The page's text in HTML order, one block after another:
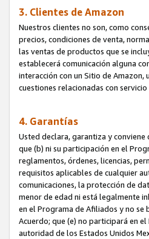
3. Clientes de Amazon
Nuestros clientes no son, como
precios, condiciones de venta,
las ventas de productos que se
establecerá comunicación alguna
interacción con un Sitio de
cuestiones relacionadas con
4. Garantías
Usted declara, garantiza y
que (b) ni su participación en el
reglamentos, órdenes, licencias,
requisitos aplicables de cualquier
comunicaciones, la protección de
menor de edad ni está legalmente
en el Programa de Afiliados y no se
Acuerdo; que (e) no participará en
autoridad de los Estados Unidos